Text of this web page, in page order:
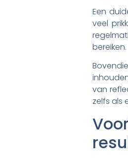
Een
veel
bereiken.
van
zelfs als